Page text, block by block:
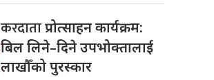
करदाताप्रोत्साहन कार्यक्रम:
बिल लिने–दिने उपभोक्तालाई
लाखौँको पुरस्कार